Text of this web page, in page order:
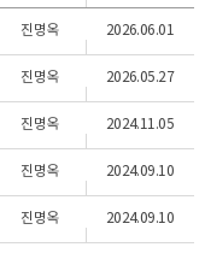
진명옥 2026.06.01
진명옥 2026.05.27
진명옥 2024.11.05
진명옥 2024.09.10
진명옥 2024.09.10